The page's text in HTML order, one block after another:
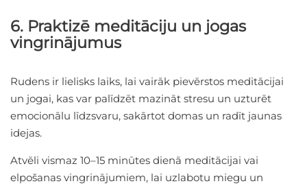
6. Praktizē meditāciju un jogas
vingrinājumus
Rudens ir lielisks laiks, lai vairāk pievērstos meditācijai
un jogai, kas var palīdzēt mazināt stresu un uzturēt
emocionālu līdzsvaru, sakārtot domas un radīt jaunas
idejas.
Atvēli vismaz 10–15 minūtes dienā meditācijai vai
elpošanas vingrinājumiem, lai uzlabotu miegu un